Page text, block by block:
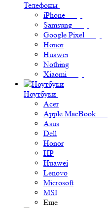
Телефоны
iPhone
Samsung
Google Pixel
Honor
Huawei
Nothing
Xiaomi
Ноутбуки
Acer
Apple MacBook
Asus
Dell
Honor
HP
Huawei
Lenovo
Microsoft
MSI
Еще